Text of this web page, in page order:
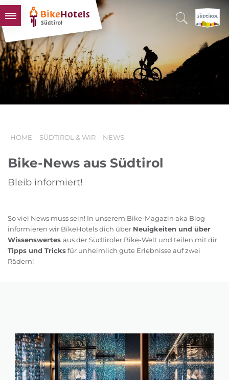
BIKEHOTELS
HOTELS & PAKETE
TOUREN & REVIERE
SÜDTIROL & WIR
HOME SÜDTIROL & WIR NEWS
Bike-News aus Südtirol
Bleib informiert!
So viel News muss sein! In unserem Bike-Magazin aka Blog
informieren wir BikeHotels dich über Neuigkeiten und über
Wissenswertes aus der Südtiroler Bike-Welt und teilen mit dir
Tipps und Tricksfür unheimlich gute Erlebnisse auf zwei
Rädern!